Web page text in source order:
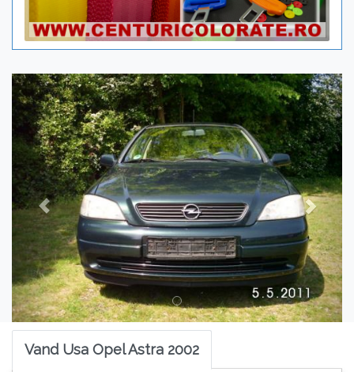
Previous Next
Vand Usa Opel Astra 2002